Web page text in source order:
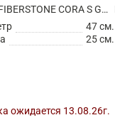
КАШПО FIBERSTONE CORA S GREY
47 см.
25 см.
ожидается 13.08.26г.